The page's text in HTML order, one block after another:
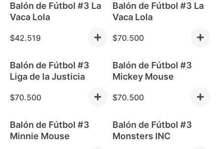
Balón de Fútbol #3 La
Vaca Lola
$42.519
Balón de Fútbol #3 La
Vaca Lola
$70.500
Balón de Fútbol #3
Liga de la Justicia
$70.500
Balón de Fútbol #3
Mickey Mouse
$70.500
Balón de Fútbol #3
Minnie Mouse
Balón de Fútbol #3
Monsters INC